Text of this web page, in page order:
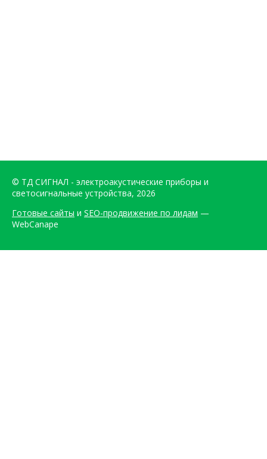
© ТД СИГНАЛ - электроакустические приборы и
светосигнальные устройства, 2026
Готовые сайты и SEO-продвижение по лидам —
WebCanape